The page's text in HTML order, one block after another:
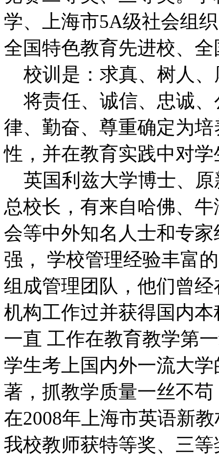
学、上海市5A级社会组
全国特色教育先进校、
校训是：求真、树人、
将责任、诚信、忠诚、
律、勤奋、尊重确定为
性，并在教育实践中对
英国利兹大学博士、原
总校长，有来自哈佛、
会等中外知名人士和专
强， 学校管理经验丰富
组成管理团队，他们曾
机构工作过并获得国内
一直 工作在教育教学第
学生考上国内外一流大
著，抓教学质量一丝不
在2008年上海市英语新
我校教师获特等奖、三